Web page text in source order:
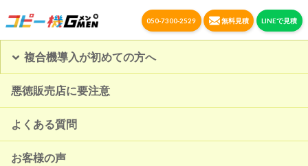
050-7300-2529 無料見積 LINEで見積
複合機導入が初めての方へ
悪徳販売店に要注意
よくある質問
お客様の声